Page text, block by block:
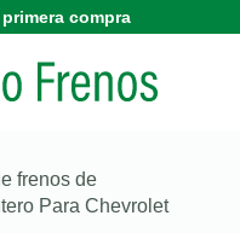
compra
frenos de
Para Chevrolet